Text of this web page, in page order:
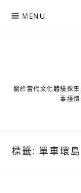
MENU
關於當代文化體驗採
事謹
標籤: 單車環島